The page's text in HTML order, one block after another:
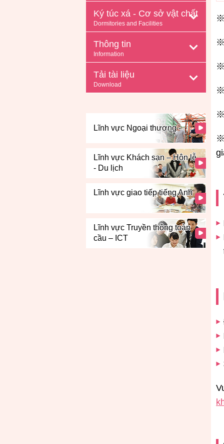
Ký túc xá - Cơ sở vật chất
Dormitories and Facilities
Thông tin
Information
Tải tài liệu
Download
Lĩnh vực Ngoại thương -
Hàng không
Lĩnh vực Khách sạn – Hôn lễ
- Du lịch
Lĩnh vực giao tiếp tiếng Anh
Lĩnh vực Truyền thông toàn
cầu – ICT